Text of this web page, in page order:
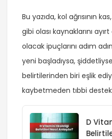
Bu yazıda, kol ağrısının
gibi olası kaynaklarını
olacak ipuçlarını adım
yeni başladıysa,
belirtilerinden biri eşlik
kaybetmeden tıbbi
D